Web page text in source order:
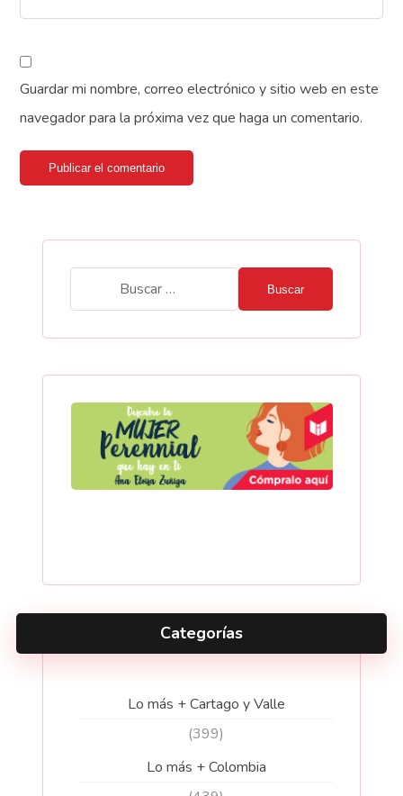
Guardar mi nombre, correo electrónico y sitio web en este
navegador para la próxima vez que haga un comentario.
Publicar el comentario
Buscar
Categorías
Lo más + Cartago y Valle
(399)
Lo más + Colombia